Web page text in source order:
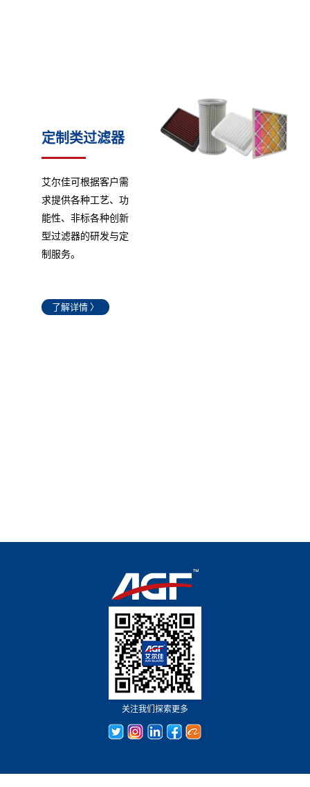
定制类过滤器
艾尔佳可根据客户需
求提供各种工艺、功
能性、非标各种创新
型过滤器的研发与定
制服务。
了解详情 〉
关注我们探索更多